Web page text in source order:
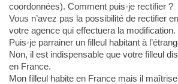
coordonnées). Comment puis-je rectifier ?
Vous n’avez pas la possibilité de rectifier
votre agence qui effectuera la modification.
Puis-je parrainer un filleul habitant à
Non, il est indispensable que votre filleul
en France.
Mon filleul habite en France mais il